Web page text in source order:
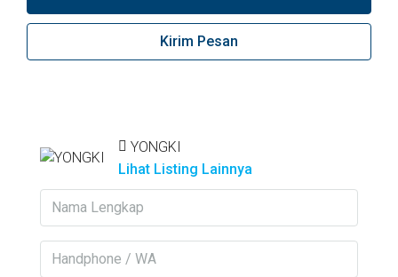
Kirim Pesan
YONGKI
Lihat Listing Lainnya